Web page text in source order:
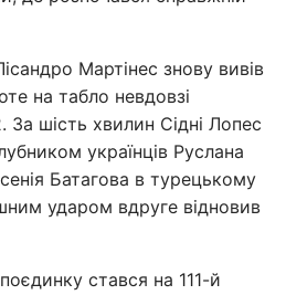
Мартінес знову вивів
на табло невдовзі
шість хвилин Сідні Лопес
українців Руслана
Батагова в турецькому
ударом вдруге відновив
стався на 111-й